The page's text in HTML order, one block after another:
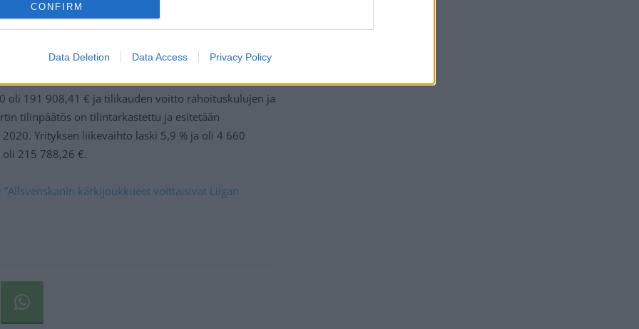
CONFIRM
Data Deletion Data Access Privacy Policy
oli 191 908,41 € ja tilikauden voitto rahoituskulujen ja
tilinpäätös on tilintarkastettu ja esitetään
Yrityksen liikevaihto laski 5,9 % ja oli 4 660
215 788,26 €.
kärkijoukkueet voittaisivat Liigan